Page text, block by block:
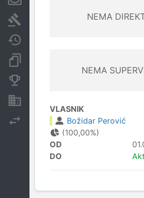
NEMA
NEMA
VLASNIK
Božidar Perović
(100,00%)
OD
DO